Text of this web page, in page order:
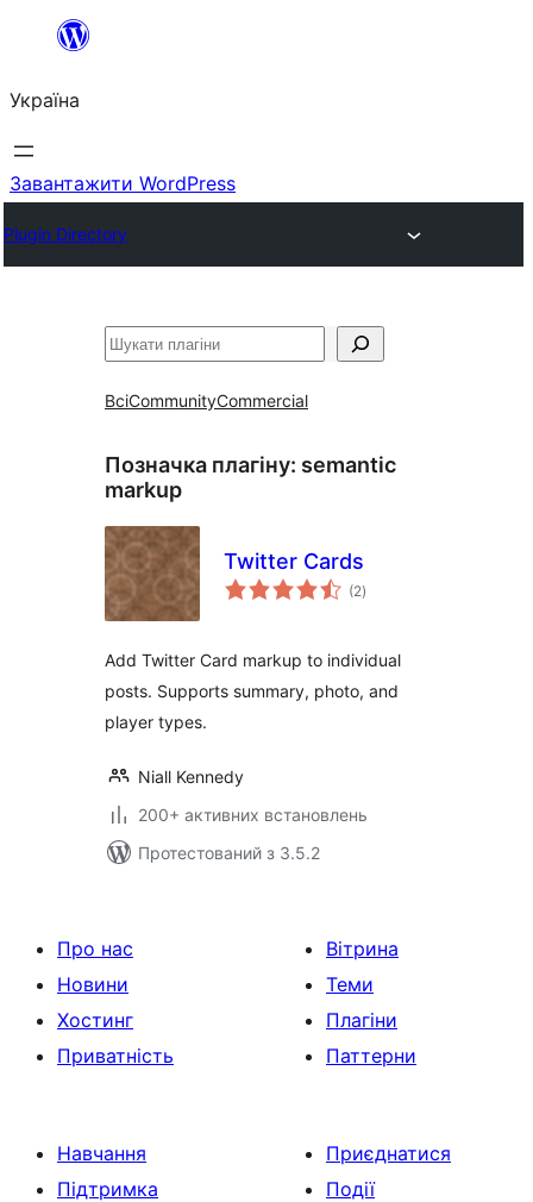
Перейти
вмісту
Україна
Завантажити WordPress
Plugin Directory
Пошук
ВсіCommunityCommercial
Позначка плагіну: semantic
markup
Twitter Cards
(2загальний
рейтинг
)
Add Twitter Card markup to individual
posts. Supports summary, photo, and
player types.
Niall Kennedy
200+ активних встановлень
Протестований з 3.5.2
Про нас
Новини
Хостинг
Приватність
Вітрина
Теми
Плагіни
Паттерни
Навчання
Підтримка
Приєднатися
Події